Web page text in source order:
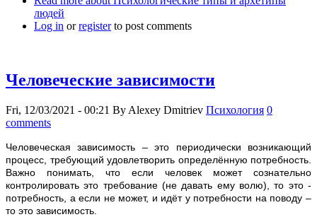
людей
Log in orregisterto post comments
Человеческие зависимости
Fri, 12/03/2021 - 00:21 By Alexey Dmitriev Психология 0
comments
Человеческая зависимость – это периодически возникающий
процесс, требующий удовлетворить определённую потребность.
Важно понимать, что если человек может сознательно
контролировать это требование (не давать ему волю), то это -
потребность, а если не может, и идёт у потребности на поводу –
то это зависимость.